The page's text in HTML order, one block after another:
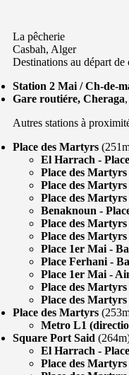
La pêcherie
Casbah, Alger
Destinations au départ de
Station 2 Mai / Ch-de-
Gare routiére, Cheraga
Autres stations à
Place des Martyrs
El Harrach -
Place des
Place des
Place des
Benaknoun -
Place des
Place des
Place 1er Mai -
Place Ferhani -
Place 1er Mai -
Place des
Place des
Place des Martyrs
Metro L1
Square Port Said
El Harrach -
Place des